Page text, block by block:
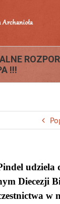
!!!
udziela
Diecezji
w